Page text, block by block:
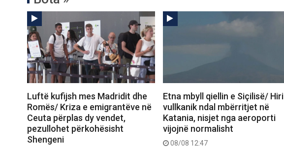
Luftë kufijsh mes Madridit dhe
Romës/ Kriza e emigrantëve në
Ceuta përplas dy vendet,
pezullohet përkohësisht
Shengeni
Etna mbyll qiellin e Siçilisë/ Hiri
vullkanik ndal mbërritjet në
Katania, nisjet nga aeroporti
vijojnë normalisht
08/08 12:47